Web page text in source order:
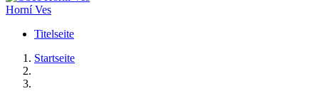
Horní Ves
Titelseite
Startseite